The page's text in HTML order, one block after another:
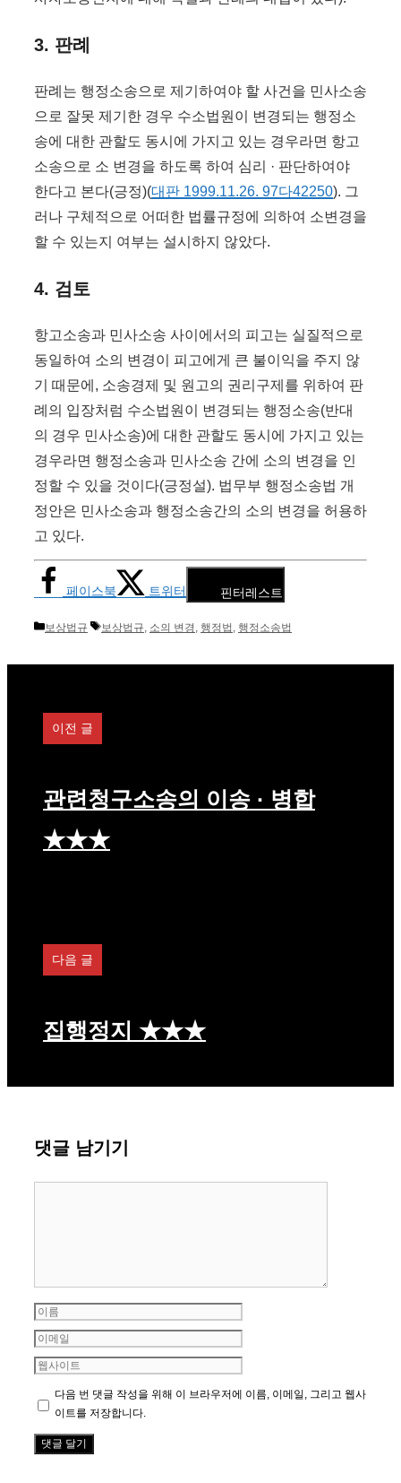
3. 판례
판례는 행정소송으로 제기하여야 할 사건을 민사소송
으로 잘못 제기한 경우 수소법원이 변경되는 행정소
송에 대한 관할도 동시에 가지고 있는 경우라면 항고
소송으로 소 변경을 하도록 하여 심리 · 판단하여야
한다고 본다(긍정)(대판 1999.11.26. 97다42250). 그
러나 구체적으로 어떠한 법률규정에 의하여 소변경을
할 수 있는지 여부는 설시하지 않았다.
4. 검토
항고소송과 민사소송 사이에서의 피고는 실질적으로
동일하여 소의 변경이 피고에게 큰 불이익을 주지 않
기 때문에, 소송경제 및 원고의 권리구제를 위하여 판
례의 입장처럼 수소법원이 변경되는 행정소송(반대
의 경우 민사소송)에 대한 관할도 동시에 가지고 있는
경우라면 행정소송과 민사소송 간에 소의 변경을 인
정할 수 있을 것이다(긍정설). 법무부 행정소송법 개
정안은 민사소송과 행정소송간의 소의 변경을 허용하
고 있다.
페이스북 트위터 핀터레스트
카
고
보상법규
태
보상법규, 소의 변경, 행정법 , 행정소송법
이전 글
관련청구소송의 이송 · 병합
★★★
다음 글
집행정지 ★★★
댓글 남기기
이
름
이
메
일
웹
이
다음 번 댓글 작성을 위해 이 브라우저에 이름, 이메일, 그리고 웹사
이트를 저장합니다.